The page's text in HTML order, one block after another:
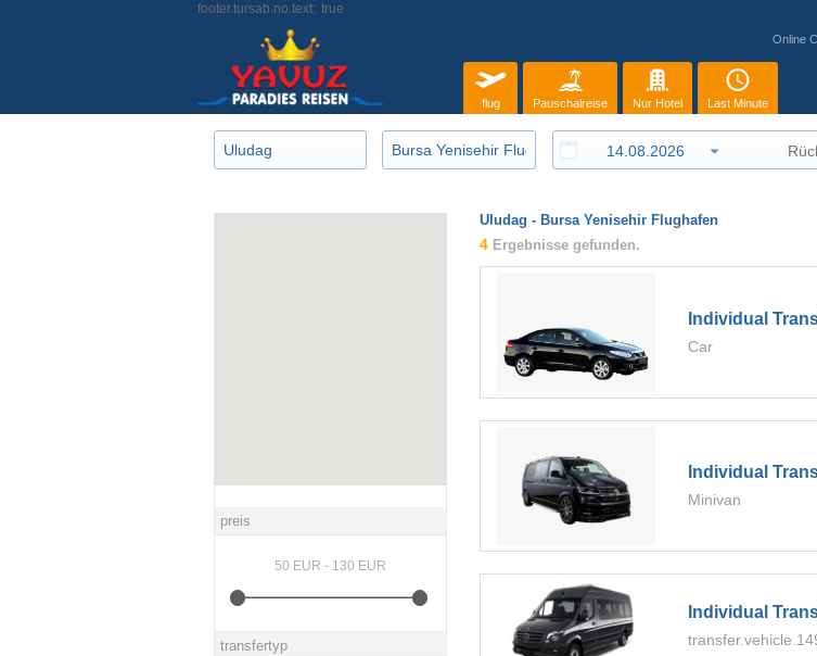
footer.tursab.no.text: true
Online
flug Pauschalreise Nur Hotel Last Minute
preis
transfertyp
Uludag - Bursa Yenisehir Flughafen
4 Ergebnisse gefunden.
Individual
Car
Individual
Minivan
Individual